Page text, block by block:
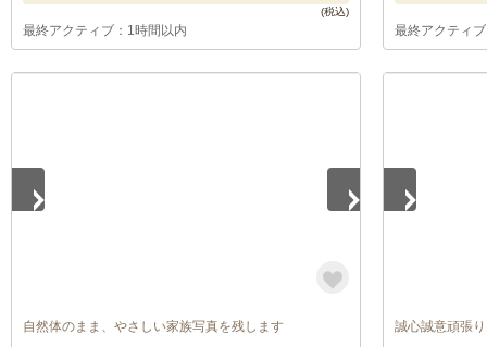
最終アクティブ：1時間以内 最終アクティ
自然体のまま、やさしい家族写真を残します 誠心誠意頑張